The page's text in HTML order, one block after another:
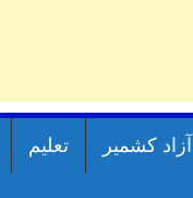
آزاد کشمیر تعلیم